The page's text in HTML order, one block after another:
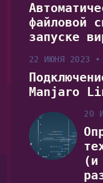
файловой
запуске
22 ИЮНЯ 2023 •
Manjaro
20
(и